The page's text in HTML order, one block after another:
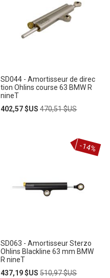
SD044 - Amortisseur de direc
tion Ohlins course 63 BMW R
nineT
Prix
402,57 $US Prix
470,51 $US
SD063 - Amortisseur Sterzo
Ohlins Blackline 63 mm BMW
R nineT
Prix
437,19 $US Prix
510,97 $US
-14%